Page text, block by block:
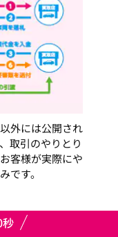
外には公開され
取引のやりとり
客様が実際にや
です。
秒